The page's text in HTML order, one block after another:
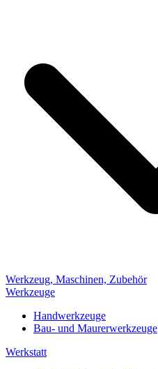
Werkzeug, Maschinen, Zubehör
Werkzeuge
Handwerkzeuge
Bau- und Maurerwerkzeuge
Werkstatt